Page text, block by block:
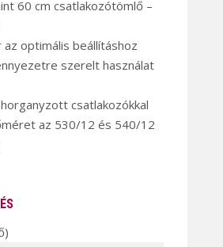
60 cm csatlakozótömlő –
az optimális beállításhoz
szerelt használat
csatlakozókkal
az 530/12 és 540/12